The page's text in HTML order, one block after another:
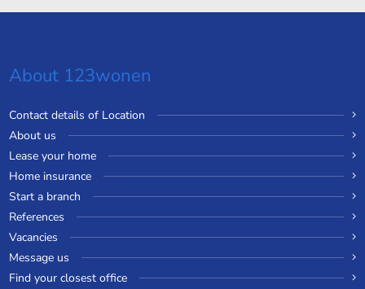
About 123wonen
Contact details of Location
About us
Lease your home
Home insurance
Start a branch
References
Vacancies
Message us
Find your closest office